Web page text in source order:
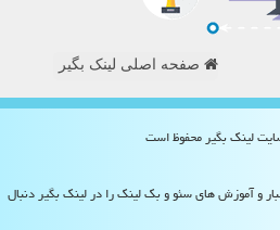
صفحه اصلی لینک بگیر
و آموزش های سئو و بک لینک را در لینک بگیر دنبال